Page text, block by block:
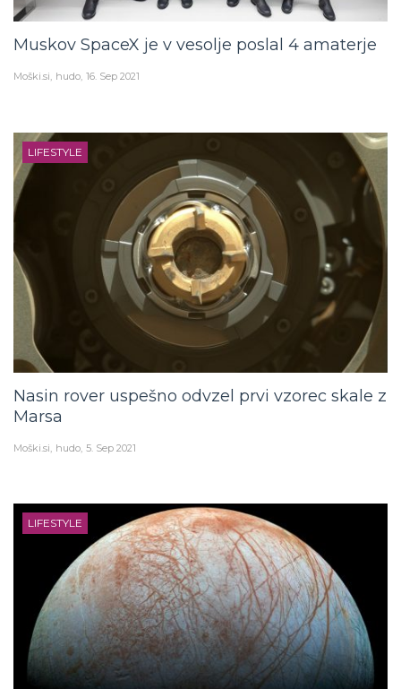
Muskov SpaceX je v vesolje poslal 4 amaterje
Moški.si hudo 16. Sep 2021
LIFESTYLE
Nasin rover uspešno odvzel prvi vzorec skale z
Marsa
Moški.si hudo 5. Sep 2021
LIFESTYLE